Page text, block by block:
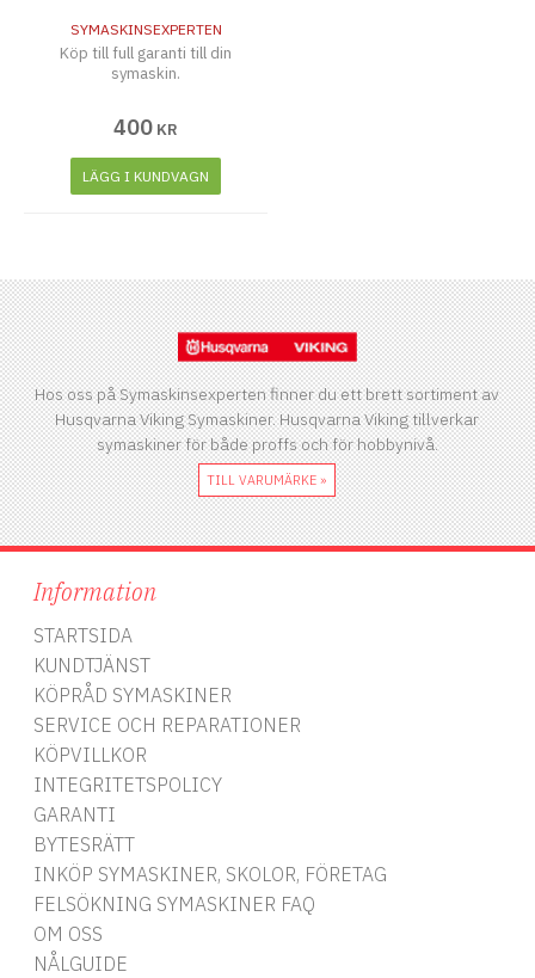
SYMASKINSEXPERTEN
Köp till full garanti till din
symaskin.
400 KR
LÄGG I KUNDVAGN
Hos oss på Symaskinsexperten finner du ett brett sortiment av
Husqvarna Viking Symaskiner. Husqvarna Viking tillverkar
symaskiner för både proffs och för hobbynivå.
TILL VARUMÄRKE »
Information
STARTSIDA
KUNDTJÄNST
KÖPRÅD SYMASKINER
SERVICE OCH REPARATIONER
KÖPVILLKOR
INTEGRITETSPOLICY
GARANTI
BYTESRÄTT
INKÖP SYMASKINER, SKOLOR, FÖRETAG
FELSÖKNING SYMASKINER FAQ
OM OSS
NÅLGUIDE